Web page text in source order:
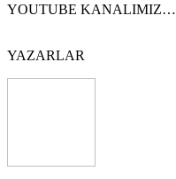
YOUTUBE KANALIMIZ…
YAZARLAR